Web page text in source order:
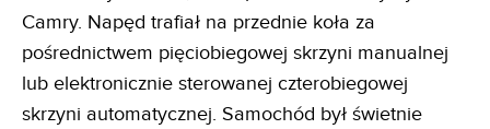
Camry. Napęd trafiał na przednie koła za
pośrednictwem pięciobiegowej skrzyni manualnej
lub elektronicznie sterowanej czterobiegowej
skrzyni automatycznej. Samochód był świetnie